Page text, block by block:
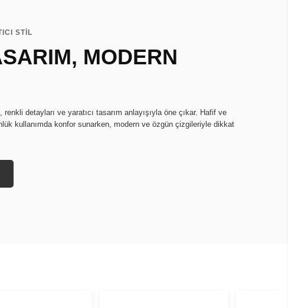
STİL
MODERN
detayları ve yaratıcı tasarım anlayışıyla öne çıkar. Hafif ve
kullanımda konfor sunarken, modern ve özgün çizgileriyle dikkat